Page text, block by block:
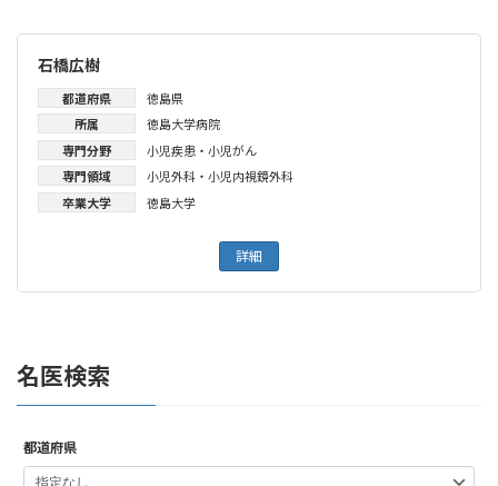
石橋広樹
都道府県
徳島県
所属
徳島大学病院
専門分野
小児疾患・小児がん
専門領域
小児外科・小児内視鏡外科
卒業大学
徳島大学
詳細
名医検索
都道府県